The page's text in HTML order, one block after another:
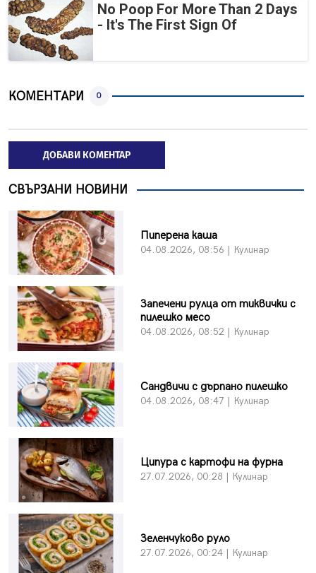
No Poop For More Than 2 Days
- It's The First Sign Of
КОМЕНТАРИ 0
ДОБАВИ КОМЕНТАР
СВЪРЗАНИ НОВИНИ
Пиперена каша
04.08.2026, 08:56 | Кулинар
Запечени рулца от тиквички с
пилешко месо
04.08.2026, 08:52 | Кулинар
Сандвичи с дърпано пилешко
04.08.2026, 08:47 | Кулинар
Ципура с картофи на фурна
27.07.2026, 00:28 | Кулинар
Зеленчуково руло
27.07.2026, 00:24 | Кулинар